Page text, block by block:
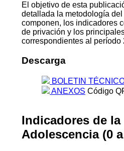
El objetivo de esta
detallada la metodología
componen, los indicadores
de privación y los
correspondientes al período
Descarga
BOLETIN
ANEXOS Código
Indicadores de la
Adolescencia (0